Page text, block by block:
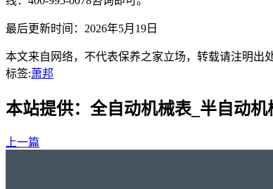
最后更新时间：2026年5月19日
本文来自网络，不代表保养之家立场，转载请注明出处
标签:萧邦
本站提供：全自动机械表_半自动
上一篇